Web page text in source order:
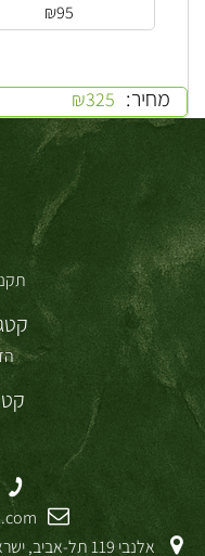
מחיר: ₪325
₪95
אלנבי 119 תל-אביב, ישראל (יש איזור חניה קרוב - לשאול את החנות)